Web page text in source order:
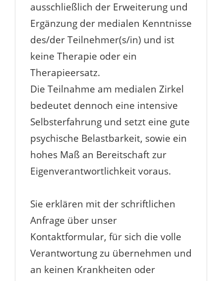
ausschließlich der Erweiterung und
Ergänzung der medialen Kenntnisse
des/der Teilnehmer(s/in) und ist
keine Therapie oder ein
Therapieersatz.
Die Teilnahme am medialen Zirkel
bedeutet dennoch eine intensive
Selbsterfahrung und setzt eine gute
psychische Belastbarkeit, sowie ein
hohes Maß an Bereitschaft zur
Eigenverantwortlichkeit voraus.
Sie erklären mit der schriftlichen
Anfrage über unser
Kontaktformular, für sich die volle
Verantwortung zu übernehmen und
an keinen Krankheiten oder